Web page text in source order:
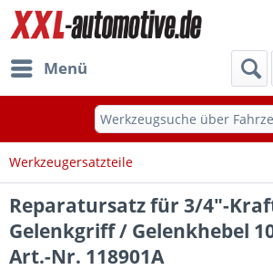
Menü
Werkzeugsuche über
Werkzeugersatzteile
Reparatursatz für 3/4"-
Gelenkgriff / Gelenkhebel
Art.-Nr. 118901A